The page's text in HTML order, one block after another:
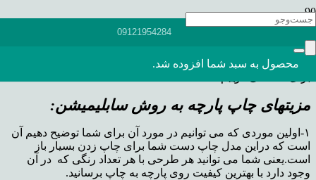
09121954284
محصول به سبد شما افزوده شد.
همانطور که تمام افرادی که در این صنعت یعنی چاپ فعالیت دارند
به خوبی می دانند که روش های متفاوتی برای چاپ روی پارچه
وجود دارد ولی توضیحی که ما برای این مقاله داریم در مورد چاپ
حرارتی روی پارچه می باشد که دارای مزیتهای زیادی می باشد که
مزیتهای چاپ پارچه به روش سابلیمیشن:
۱-اولین موردی که می توانیم در مورد آن برای شما توضیح دهیم آن
است که دراین مدل چاپ دست شما برای چاپ زدن بسیار باز
است.یعنی شما می توانید هر طرحی با هر تعداد رنگی که در آن
وجود دارد با بهترین کیفیت روی پارچه به چاپ برسانید.